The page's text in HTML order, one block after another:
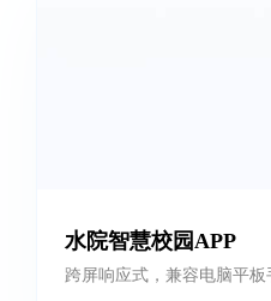
水院智慧校园APP
跨屏响应式，兼容电脑平板